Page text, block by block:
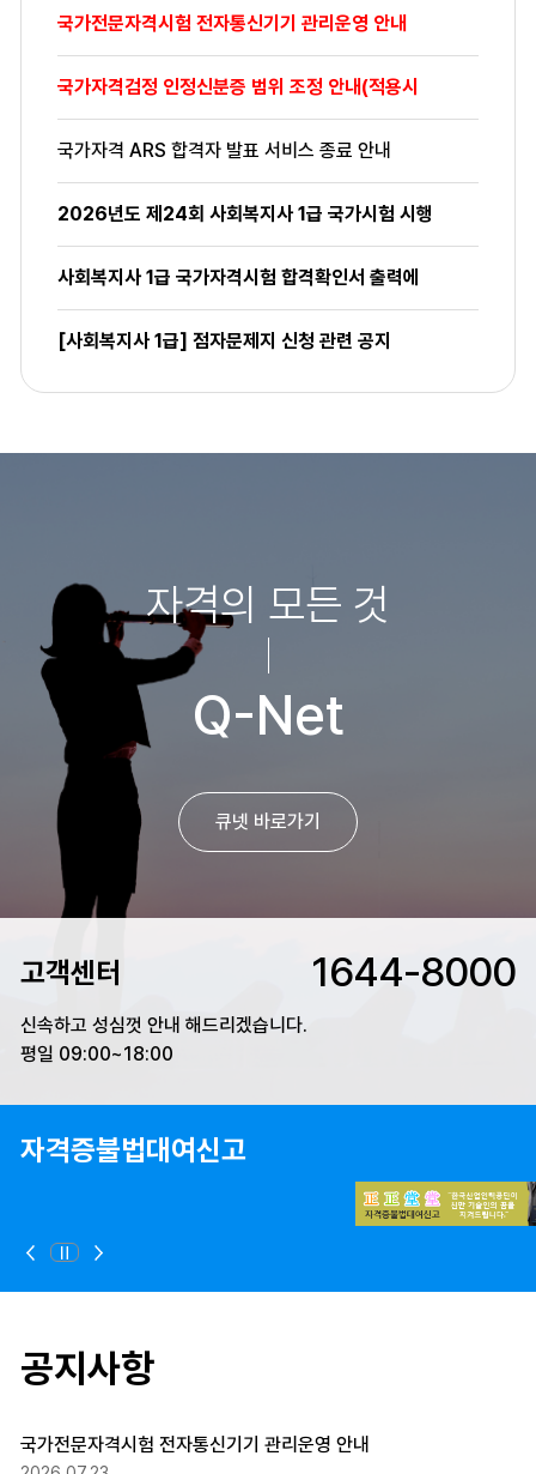
국가전문자격시험 전자통신기기 관리운영 안내
국가자격검정 인정신분증 범위 조정 안내(적용시
국가자격 ARS 합격자 발표 서비스 종료 안내
2026년도 제24회 사회복지사 1급 국가시험 시행
사회복지사 1급 국가자격시험 합격확인서 출력에
[사회복지사 1급] 점자문제지 신청 관련 공지
자격의 모든 것
Q-Net
큐넷 바로가기
고객센터 1644-8000
신속하고 성심껏 안내 해드리겠습니다.
평일 09:00~18:00
자격증불법대여신고
이전정지
공지사항
국가전문자격시험 전자통신기기 관리운영 안내